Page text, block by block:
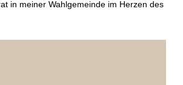
in meiner Wahlgemeinde im Herzen des